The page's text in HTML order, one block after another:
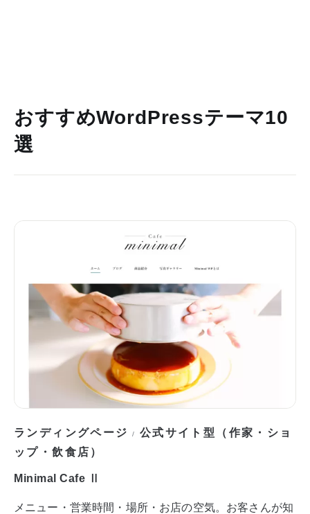
おすすめWordPressテーマ10
選
ランディングページ / 公式サイト型（作家・ショ
ップ・飲食店）
Minimal Cafe Ⅱ
メニュー・営業時間・場所・お店の空気。お客さんが知